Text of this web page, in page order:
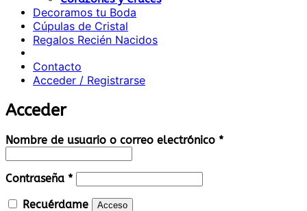
Decoramos tu Boda
Cúpulas de Cristal
Regalos Recién Nacidos
Contacto
Acceder / Registrarse
Acceder
Nombre de usuario o correo electrónico *Obligatorio
Contraseña *Obligatorio
Recuérdame Acceso